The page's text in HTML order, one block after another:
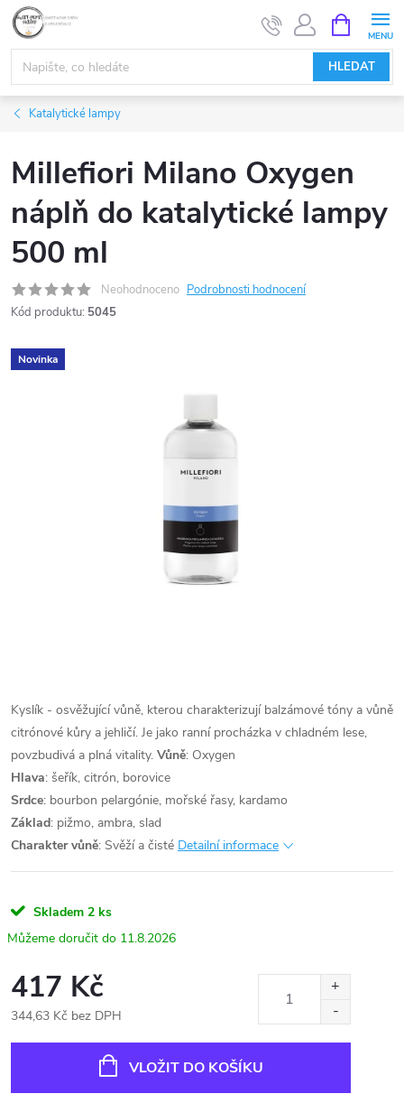
Přejít
obsah
HLEDAT
NÁKUPNÍ
KOŠÍK
Katalytické lampy
Millefiori Milano Oxygen
náplň do katalytické lampy
500 ml
Neohodnoceno Podrobnosti hodnocení
Kód produktu: 5045
Novinka
Kyslík - osvěžující vůně, kterou charakterizují balzámové tóny a vůně
citrónové kůry a jehličí. Je jako ranní procházka v chladném lese,
povzbudivá a plná vitality. Vůně: Oxygen
Hlava: šeřík, citrón, borovice
Srdce: bourbon pelargónie, mořské řasy, kardamo
Základ: pižmo, ambra, slad
Charakter vůně: Svěží a čisté Detailní informace
Skladem 2 ks
11.8.2026
417 Kč
344,63 Kč bez DPH
VLOŽIT DO KOŠÍKU